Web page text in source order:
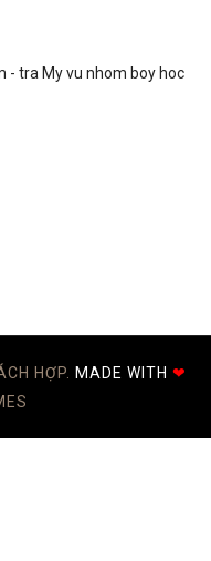
- tra My vu nhom boy hoc
HỢP. MADE WITH ❤